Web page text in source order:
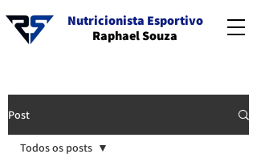
Nutricionista Esportivo
Raphael Souza
Post
Todos os posts